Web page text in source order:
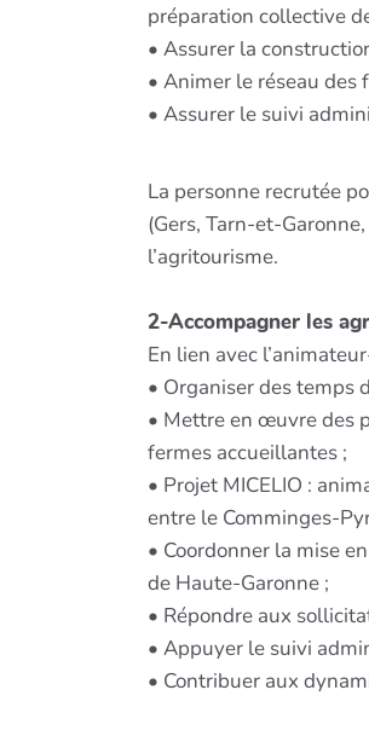
préparation collective
• Assurer la
• Animer le réseau des
• Assurer le suivi
La personne recrutée
(Gers, Tarn-et-
l’agritourisme.
2-Accompagner les
En lien avec
• Organiser des temps
• Mettre en œuvre des
fermes accueillantes ;
• Projet MICELIO :
entre le Comminges-
• Coordonner la mise
de Haute-Garonne ;
• Répondre aux
• Appuyer le suivi
• Contribuer aux